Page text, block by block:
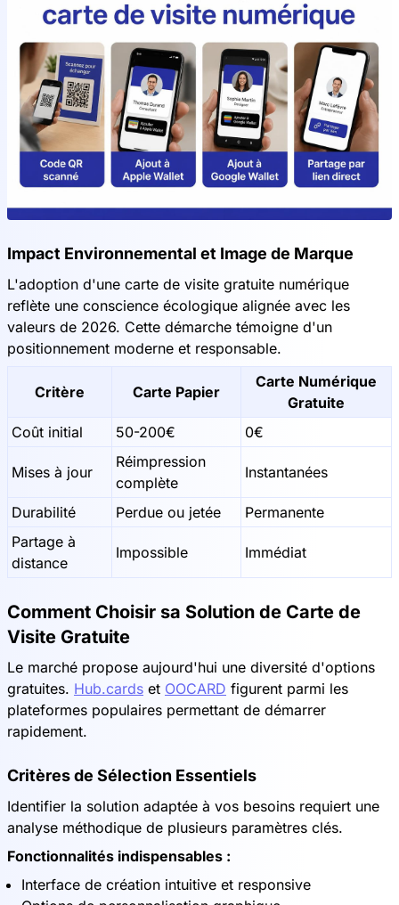
Impact Environnemental et Image de Marque
L'adoption d'une carte de visite gratuite numérique
reflète une conscience écologique alignée avec les
valeurs de 2026. Cette démarche témoigne d'un
positionnement moderne et responsable.
Critère Carte Papier
Carte Numérique
Gratuite
Coût initial
50-200€ 0€
Mises à jour
Réimpression
complète
Instantanées
Durabilité Perdue ou jetée
Permanente
Partage à
distance
Impossible Immédiat
Comment Choisir sa Solution de Carte de
Visite Gratuite
Le marché propose aujourd'hui une diversité d'options
gratuites. Hub.cards et OOCARD figurent parmi les
plateformes populaires permettant de démarrer
rapidement.
Critères de Sélection Essentiels
Identifier la solution adaptée à vos besoins requiert une
analyse méthodique de plusieurs paramètres clés.
Fonctionnalités indispensables :
Interface de création intuitive et responsive